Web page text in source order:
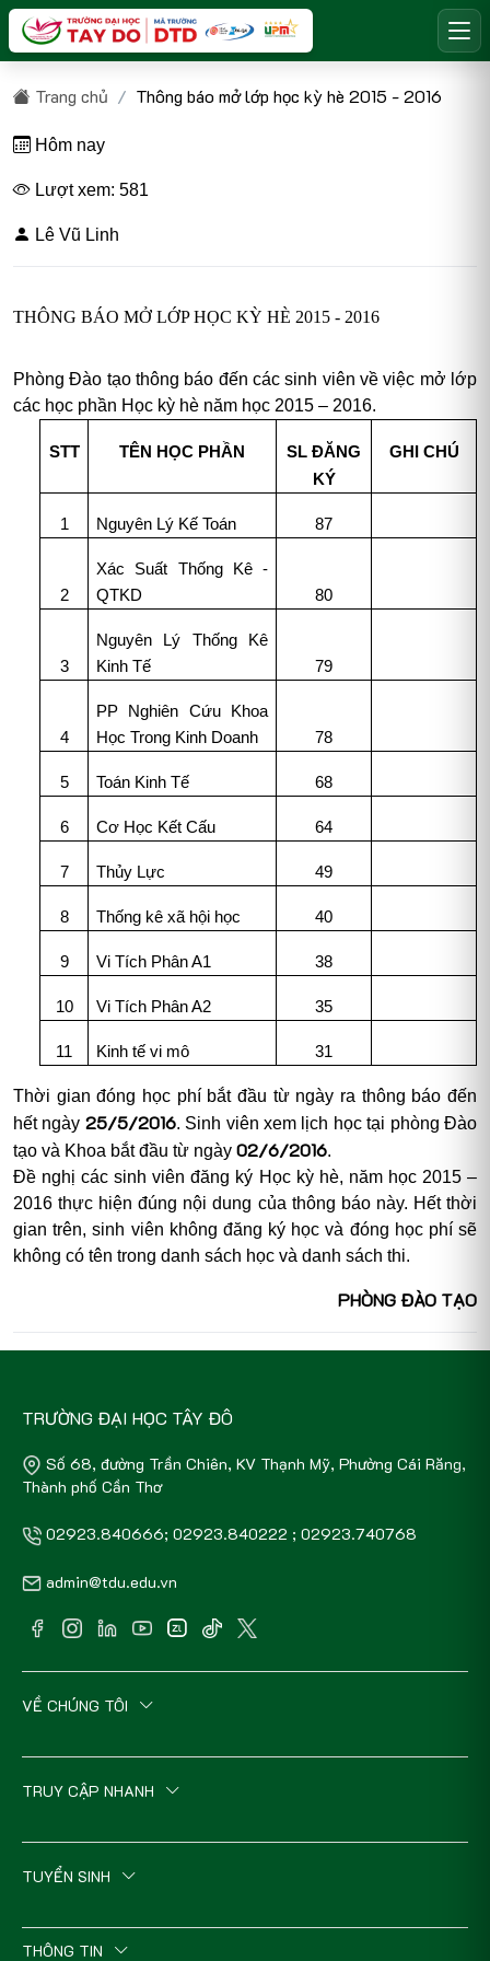
Trang chủ Thông báo mở lớp học kỳ hè 2015 - 2016
Hôm nay
Lượt xem: 581
Lê Vũ Linh
THÔNG BÁO MỞ LỚP HỌC KỲ HÈ 2015 - 2016
Phòng Đào tạo thông báo đến các sinh viên về việc mở lớp
các học phần Học kỳ hè năm học 2015 – 2016.
STT TÊN HỌC PHẦN
SL ĐĂNG
KÝ
GHI CHÚ
1 Nguyên Lý Kế Toán 87
2
Xác Suất Thống Kê -
QTKD
80
3
Nguyên Lý Thống Kê
Kinh Tế
79
4
PP Nghiên Cứu Khoa
Học Trong Kinh Doanh
78
5 Toán Kinh Tế 68
6 Cơ Học Kết Cấu 64
7 Thủy Lực 49
8 Thống kê xã hội học 40
9 Vi Tích Phân A1 38
10 Vi Tích Phân A2 35
11 Kinh tế vi mô 31
Thời gian đóng học phí bắt đầu từ ngày ra thông báo đến
hết ngày 25/5/2016. Sinh viên xem lịch học tại phòng Đào
tạo và Khoa bắt đầu từ ngày 02/6/2016.
Đề nghị các sinh viên đăng ký Học kỳ hè, năm học 2015 –
2016 thực hiện đúng nội dung của thông báo này. Hết thời
gian trên, sinh viên không đăng ký học và đóng học phí sẽ
không có tên trong danh sách học và danh sách thi.
PHÒNG ĐÀO TẠO
TRƯỜNG ĐẠI HỌC TÂY ĐÔ
Số 68, đường Trần Chiên, KV Thạnh Mỹ, Phường Cái Răng,
Thành phố Cần Thơ
02923.840666; 02923.840222 ; 02923.740768
admin@tdu.edu.vn
VỀ CHÚNG TÔI
TRUY CẬP NHANH
TUYỂN SINH
THÔNG TIN